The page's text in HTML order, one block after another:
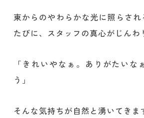
東からのやわらかな光に照らされ
たびに、スタッフの真心がじんわ
「きれいやなぁ。ありがたいな
う」
そんな気持ちが自然と湧いてき